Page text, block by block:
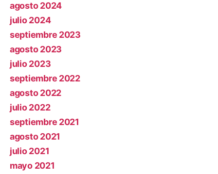
agosto 2024
julio 2024
septiembre 2023
agosto 2023
julio 2023
septiembre 2022
agosto 2022
julio 2022
septiembre 2021
agosto 2021
julio 2021
mayo 2021